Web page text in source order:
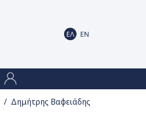
/ Δημήτρης Βαφειάδης